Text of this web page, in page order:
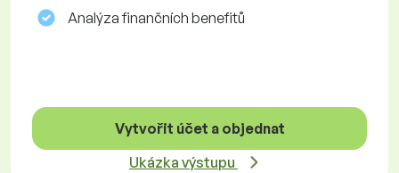
Analýza finančních benefitů
Vytvořit účet a objednat
Ukázka výstupu